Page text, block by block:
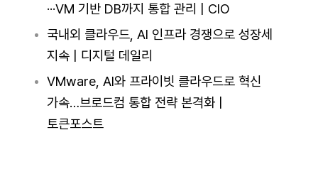
···VM 기반 DB까지 통합 관리 | CIO
국내외 클라우드, AI 인프라 경쟁으로 성장세
지속 | 디지털 데일리
VMware, AI와 프라이빗 클라우드로 혁신
가속…브로드컴 통합 전략 본격화 |
토큰포스트